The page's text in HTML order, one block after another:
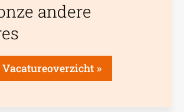
andere
Vacatureoverzicht